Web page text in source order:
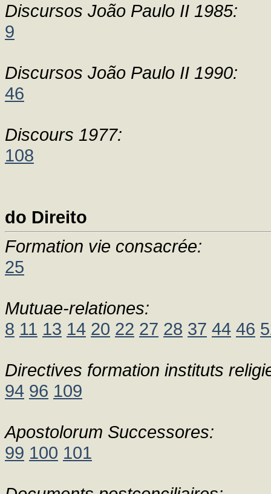
Discursos João Paulo II 1985:
9
Discursos João Paulo II 1990:
46
Discours 1977:
108
do Direito
Formation vie consacrée:
25
Mutuae-relationes:
8 11 13 14 20 22 27 28 37 44 46
Directives formation instituts
94 96 109
Apostolorum Successores:
99 100 101